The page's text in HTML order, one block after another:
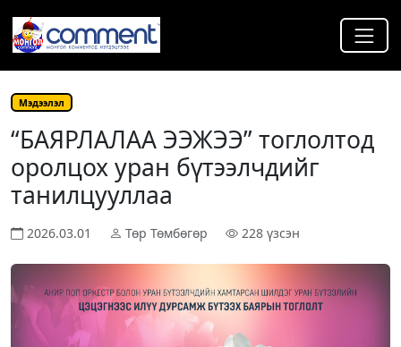
Мэдээлэл
“БАЯРЛАЛАА ЭЭЖЭЭ” тоглолтод
оролцох уран бүтээлчдийг
танилцууллаа
2026.03.01 Төр Төмбөгөр 228 үзсэн